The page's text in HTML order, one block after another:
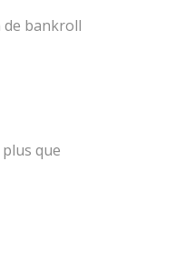
de bankroll
que